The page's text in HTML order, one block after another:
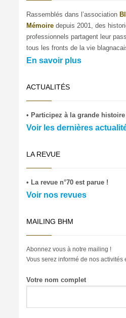
Rassemblés dans l’association
Mémoire depuis 2001, des
professionnels partagent leur
tous les fronts de la vie
En savoir plus
ACTUALITÉS
• Participez à la grande
Voir les dernières
LA REVUE
• La revue n°70 est parue !
Voir nos revues
MAILING BHM
Abonnez vous à notre mailing !
Vous serez informé de nos activités
Votre nom complet